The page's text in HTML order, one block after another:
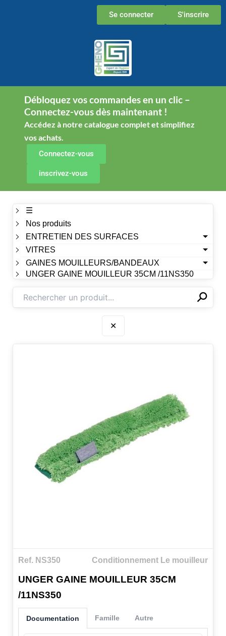
S'inscrire
Se connecter
Débloquez vos commandes en un clic –
Connectez-vous dès maintenant !
Accédez à notre catalogue complet et simplifiez
vos achats.
Connectez-vous
inscrivez-vous
☰
Nos produits
ENTRETIEN DES SURFACES
VITRES
GAINES MOUILLEURS/BANDEAUX
UNGER GAINE MOUILLEUR 35CM /11NS350
✕⚲
✕
Ref. NS350 Conditionnement Le mouilleur
UNGER GAINE MOUILLEUR 35CM
/11NS350
Documentation Famille Autre